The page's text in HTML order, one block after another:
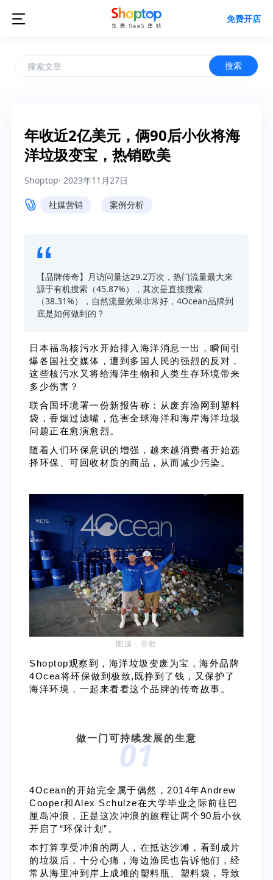
 免费开店
搜索
年收近2亿美元，俩90后小伙将海
洋垃圾变宝，热销欧美
Shoptop· 2023年11月27日
社媒营销 案例分析
【品牌传奇】月访问量达29.2万次，热门流量最大来
源于有机搜索（45.87%），其次是直接搜索
（38.31%），自然流量效果非常好，4Ocean品牌到
底是如何做到的？
日本福岛核污水开始排入海洋消息一出，瞬间引
爆各国社交媒体，遭到多国人民的强烈的反对，
这些核污水又将给海洋生物和人类生存环境带来
多少伤害？
联合国环境署一份新报告称：从废弃渔网到塑料
袋，香烟过滤嘴，危害全球海洋和海岸海洋垃圾
问题正在愈演愈烈。
随着人们环保意识的增强，越来越消费者开始选
择环保、可回收材质的商品，从而减少污染。
图源：谷歌
Shoptop观察到，海洋垃圾变废为宝，海外品牌
4Ocea将环保做到极致,既挣到了钱，又保护了
海洋环境，一起来看看这个品牌的传奇故事。
01
做一门可持续发展的生意
4Ocean的开始完全属于偶然，2014年Andrew
Cooper和Alex Schulze在大学毕业之际前往巴
厘岛冲浪，正是这次冲浪的旅程让两个90后小伙
开启了“环保计划”。
本打算享受冲浪的两人，在抵达沙滩，看到成片
的垃圾后，十分心痛，海边渔民也告诉他们，经
常从海里冲到岸上成堆的塑料瓶、塑料袋，导致